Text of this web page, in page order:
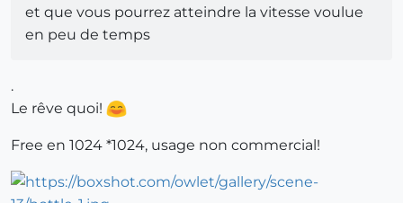
et que vous pourrez atteindre la vitesse voulue
en peu de temps
.
Le rêve quoi!
Free en 1024 *1024, usage non commercial!